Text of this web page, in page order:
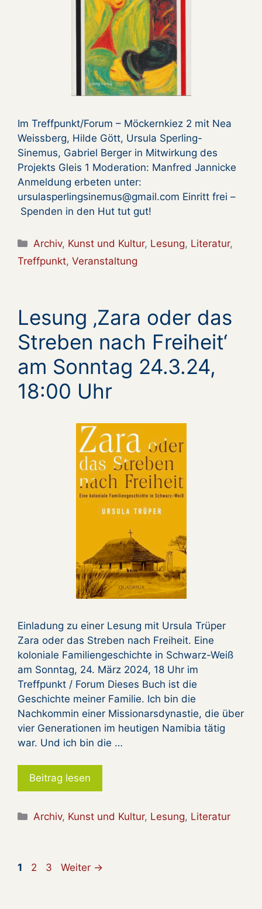
Im Treffpunkt/Forum – Möckernkiez 2 mit Nea
Weissberg, Hilde Gött, Ursula Sperling-
Sinemus, Gabriel Berger in Mitwirkung des
Projekts Gleis 1 Moderation: Manfred Jannicke
Anmeldung erbeten unter:
ursulasperlingsinemus@gmail.com Einritt frei –
Spenden in den Hut tut gut!
Kategorien
Archiv, Kunst und Kultur, Lesung, Literatur,
Treffpunkt, Veranstaltung
Lesung ‚Zara oder das
Streben nach Freiheit‘
am Sonntag 24.3.24,
18:00 Uhr
Einladung zu einer Lesung mit Ursula Trüper
Zara oder das Streben nach Freiheit. Eine
koloniale Familiengeschichte in Schwarz-Weiß
am Sonntag, 24. März 2024, 18 Uhr im
Treffpunkt / Forum Dieses Buch ist die
Geschichte meiner Familie. Ich bin die
Nachkommin einer Missionarsdynastie, die über
vier Generationen im heutigen Namibia tätig
war. Und ich bin die …
Beitrag lesen
Kategorien
Archiv, Kunst und Kultur, Lesung, Literatur
Seite
1 Seite
2 Seite
3 Weiter →